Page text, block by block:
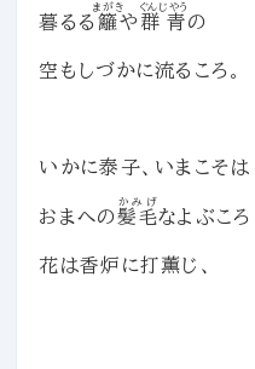
暮るる 籬
まがき
や 群青
ぐんじやう
の
空もしづかに流るころ。
いかに泰子、いまこそは
おまへの髪毛
かみげ
なよぶころ
花は香炉に打薫じ、